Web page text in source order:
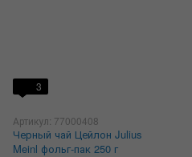
3
Артикул: 77000408
Черный чай Цейлон Julius
Meinl фольг-пак 250 г